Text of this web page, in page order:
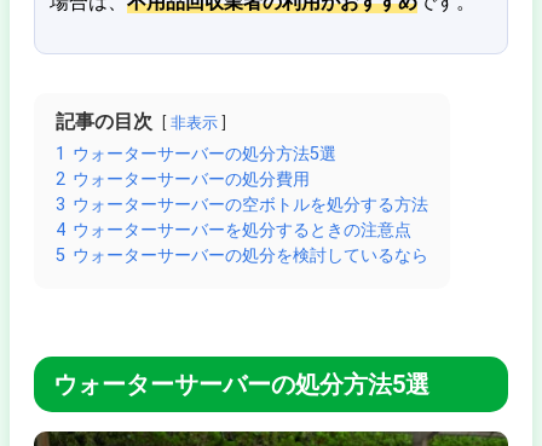
記事の目次 非表示
1 ウォーターサーバーの処分方法5選
2 ウォーターサーバーの処分費用
3 ウォーターサーバーの空ボトルを処分する方法
4 ウォーターサーバーを処分するときの注意点
5 ウォーターサーバーの処分を検討しているなら
ウォーターサーバーの処分方法5選